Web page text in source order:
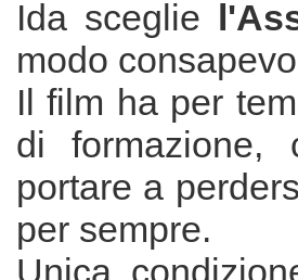
Ida sceglie
modo
Il film ha per
di formazione,
portare a
per sempre.
Unica